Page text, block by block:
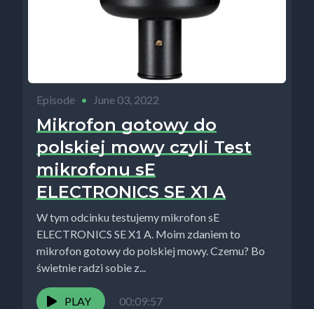
Episode • June 03, 2022
Mikrofon gotowy do
polskiej mowy czyli Test
mikrofonu sE
ELECTRONICS SE X1 A
W tym odcinku testujemy mikrofon sE
ELECTRONICS SE X1 A. Moim zdaniem to
mikrofon gotowy do polskiej mowy. Czemu? Bo
świetnie radzi sobie z...
PLAY 00:09:57